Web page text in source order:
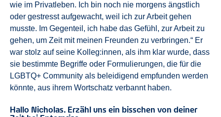
wie im Privatleben. Ich bin noch nie morgens ängstlich
oder gestresst aufgewacht, weil ich zur Arbeit gehen
musste. Im Gegenteil, ich habe das Gefühl, zur Arbeit zu
gehen, um Zeit mit meinen Freunden zu verbringen.“ Er
war stolz auf seine Kolleg:innen, als ihm klar wurde, dass
sie bestimmte Begriffe oder Formulierungen, die für die
LGBTQ+ Community als beleidigend empfunden werden
könnte, aus ihrem Wortschatz verbannt haben.
Hallo Nicholas. Erzähl uns ein bisschen von deiner